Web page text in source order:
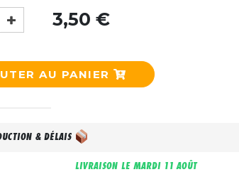
3,50 €
AU PANIER
& DÉLAIS
LIVRAISON LE MARDI 11 AOÛT